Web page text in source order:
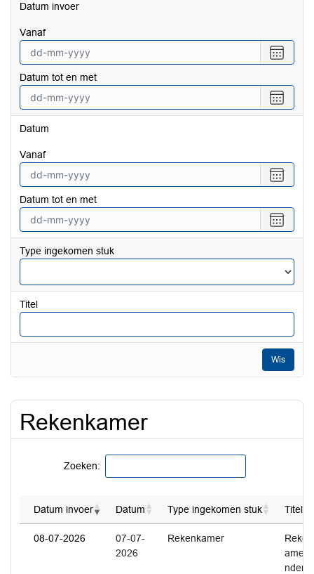
Datum invoer
vanaf
een
vanaf
Datum tot en met
een
met
Datum
vanaf
een
vanaf
Datum tot en met
een
tot
en
met
Type ingekomen stuk
Titel
Wis
Rekenkamer
Zoeken:
Datum invoer Datum Type ingekomen stuk Titel
08-07-2026
07-07-
2026
Rekenkamer
amero